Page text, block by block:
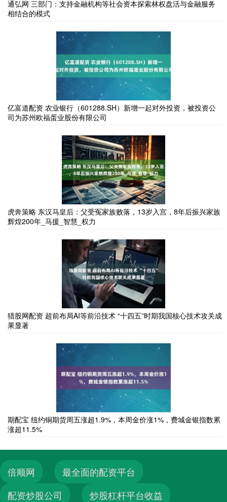
通弘网 三部门：支持金融机构等社会资本探索林权盘活与金融服务
相结合的模式
亿富道配资 农业银行（601288.SH）新增一起对外投资，被投资公
司为苏州欧福蛋业股份有限公司
虎奔策略 东汉马皇后：父受冤家族败落，13岁入宫，8年后振兴家族
辉煌200年_马援_智慧_权力
猎股网配资 超前布局AI等前沿技术 “十四五”时期我国核心技术攻关成
果显著
期配宝 纽约铜期货周五涨超1.9%，本周金价涨1%，费城金银指数累
涨超11.5%
倍顺网
最全面的配资平台
配资炒股公司
炒股杠杆平台收益